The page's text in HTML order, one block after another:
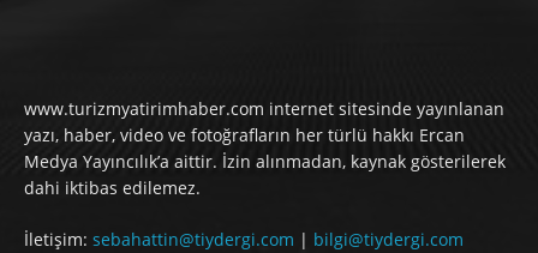
www.turizmyatirimhaber.com internet sitesinde yayınlanan
yazı, haber, video ve fotoğrafların her türlü hakkı Ercan
Medya Yayıncılık’a aittir. İzin alınmadan, kaynak gösterilerek
dahi iktibas edilemez.
İletişim: sebahattin@tiydergi.com | bilgi@tiydergi.com